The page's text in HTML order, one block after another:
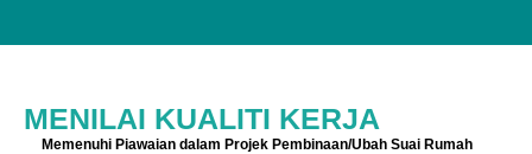
MENILAI KUALITI KERJA
Memenuhi Piawaian dalam Projek Pembinaan/Ubah Suai Rumah